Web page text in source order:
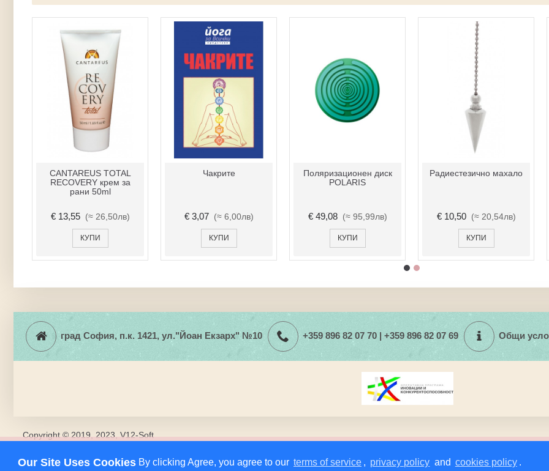
Our Site Uses Cookies By clicking Agree, you agree to our terms of service , privacy policy and cookies policy .
Армакс (сребърна вода)
за пиене
€ 6,14 (≈ 12,01лв)
КУПИ
Армакс - спрей за нос
€ 6,14 (≈ 12,01лв)
КУПИ
РАДИЕСТЕЗИЯ
Тънкости от занаята
€ 27,00 (≈ 52,81лв)
КУПИ
Армакс спрей 100 мл
€ 6,14 (≈ 12,01лв)
КУПИ
град София, п.к. 1421, ул."Йоан Екзарх" №10 +359 896 82 07 70 | +359 896 82 07 69 Общи
Copyright © 2019, 2023, V12-Soft
Продължавайки да разглеждате сайта, Вие се съгласявате с нашата политика за защита на личните данни и използването на